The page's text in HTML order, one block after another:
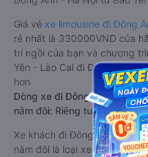
Giá vé xe limousine đi Đông
rẻ nhất là 330000VND của
trí ngồi của bạn và chương
Yên - Lào Cai đi Đông Anh -
hơn
Dòng xe đi Đông Anh - Hà
nằm đôi: Riêng tư, đầy đủ
Xe khách đi Đông Anh - Hà
nằm đôi là loại xe đặc biệt.